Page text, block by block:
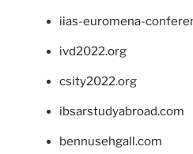
iias-euromena-
ivd2022.org
csity2022.org
ibsarstudyabroad.com
bennusehgall.com